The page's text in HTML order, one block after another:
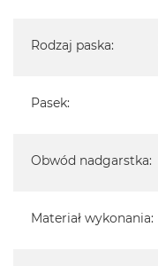
Rodzaj paska:
Pasek:
Obwód nadgarstka:
Materiał wykonania: